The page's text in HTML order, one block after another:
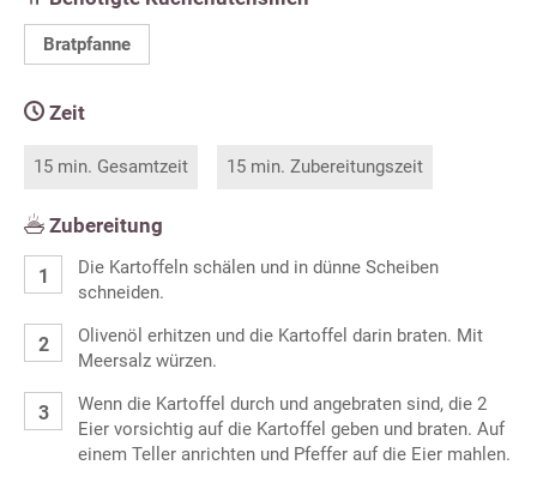
Bratpfanne
Zeit
15 min. Gesamtzeit 15 min. Zubereitungszeit
Zubereitung
Die Kartoffeln schälen und in dünne Scheiben
schneiden.
Olivenöl erhitzen und die Kartoffel darin braten. Mit
Meersalz würzen.
Wenn die Kartoffel durch und angebraten sind, die 2
Eier vorsichtig auf die Kartoffel geben und braten. Auf
einem Teller anrichten und Pfeffer auf die Eier mahlen.